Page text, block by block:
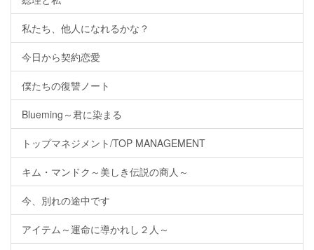
私たち、他人になれるかな？
今日から契約恋愛
僕たちの復讐ノート
Blueming～君に染まる
トップマネジメント/TOP MANAGEMENT
キム・マンドク～美しき伝説の商人～
今、別れの途中です
アイテム～運命に導かれし２人～